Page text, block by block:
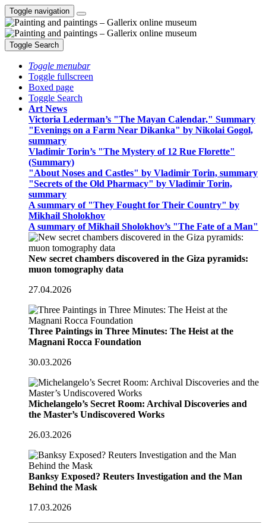
Toggle navigation
Toggle Search
Toggle menubar
Toggle fullscreen
Boxed page
Toggle Search
Art News
Victoria Lederman’s "The Mayan Calendar," Summary
"Evenings on a Farm Near Dikanka" by Nikolai Gogol,
summary
Vladimir Torin’s "The Mystery of 12 Rue Florette"
(Summary)
"About Noses and Castles" by Vladimir Torin, summary
"Secrets of the Old Pharmacy" by Vladimir Torin,
summary
A summary of "They Fought for Their Country" by
Mikhail Sholokhov
A summary of Mikhail Sholokhov’s "The Fate of a Man"
New secret chambers discovered in the Giza pyramids:
muon tomography data
27.04.2026
Three Paintings in Three Minutes: The Heist at the
Magnani Rocca Foundation
30.03.2026
Michelangelo’s Secret Room: Archival Discoveries and
the Master’s Undiscovered Works
26.03.2026
Banksy Exposed? Reuters Investigation and the Man
Behind the Mask
17.03.2026